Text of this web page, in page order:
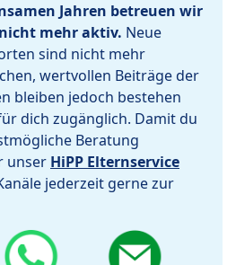
Jahren betreuen wir
mehr aktiv. Neue
sind nicht mehr
wertvollen Beiträge der
bleiben jedoch bestehen
dich zugänglich. Damit du
Beratung
unser HiPP Elternservice
jederzeit gerne zur